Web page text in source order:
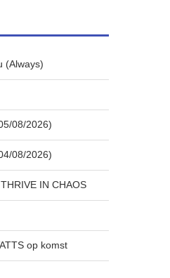
(Always)
08/2026)
08/2026)
IN CHAOS
op komst